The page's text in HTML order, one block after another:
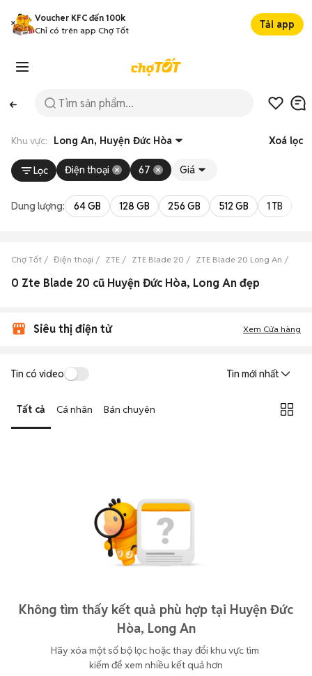
Voucher KFC đến 100k
Chỉ có trên app Chợ Tốt
Tải app
Khu vực: Long An, Huyện Đức Hòa Xoá lọc
Lọc Điện thoại 67 Giá
Dung lượng: 64 GB 128 GB 256 GB 512 GB 1 TB
Chợ Tốt Điện thoại ZTE ZTE Blade 20 ZTE Blade 20 Long An
0 Zte Blade 20 cũ Huyện Đức Hòa, Long An đẹp
Siêu thị điện tử Xem Cửa hàng
Tin có video Tin mới nhất
Tất cả Cá nhân Bán chuyên
Không tìm thấy kết quả phù hợp tại Huyện Đức
Hòa, Long An
Hãy xóa một số bộ lọc hoặc thay đổi khu vực tìm
kiếm để xem nhiều kết quả hơn